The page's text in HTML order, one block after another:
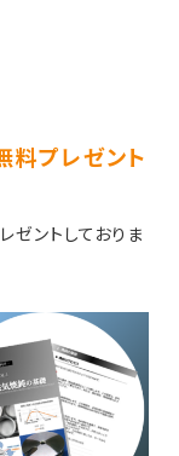
プレゼント
ゼントしておりま